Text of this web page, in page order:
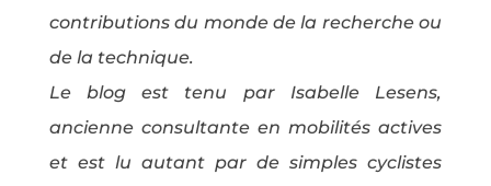
contributions du monde de la recherche ou
de la technique.
Le blog est tenu par Isabelle Lesens,
ancienne consultante en mobilités actives
et est lu autant par de simples cyclistes